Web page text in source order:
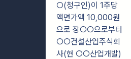
○(청구인)이 1주당
액면가액 10,000원
으로 장○○으로부터
○○건설산업주식회
사(현 ○○산업개발)